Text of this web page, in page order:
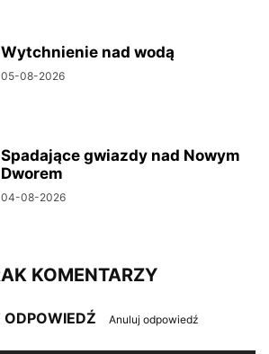
Wytchnienie nad wodą
05-08-2026
Spadające gwiazdy nad Nowym
Dworem
04-08-2026
KOMENTARZY
Anuluj odpowiedź